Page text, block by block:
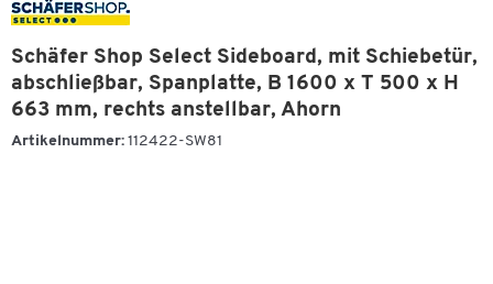
Schäfer Shop Select Sideboard, mit Schiebetür,
abschließbar, Spanplatte, B 1600 x T 500 x H
663 mm, rechts anstellbar, Ahorn
Artikelnummer: 112422-SW81